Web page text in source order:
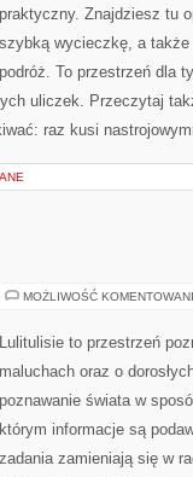
praktyczny. Znajdziesz tu
szybką wycieczkę, a także
podróż. To przestrzeń dla
uliczek. Przeczytaj
raz kusi
MOŻLIWOŚĆ
Lulitulisie to przestrzeń
maluchach oraz o
poznawanie świata w
którym informacje są
zadania zamieniają się w